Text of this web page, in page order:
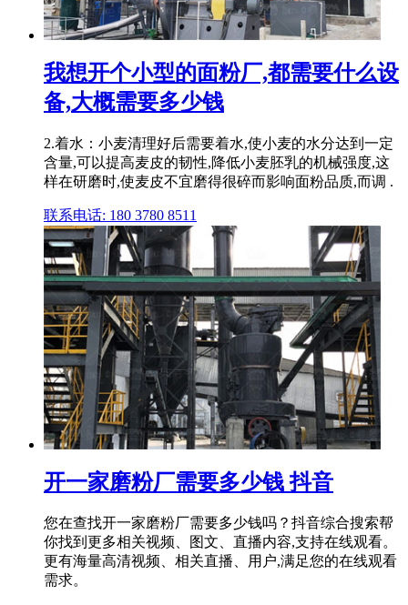
我想开个小型的面粉厂,都需要什么设
备,大概需要多少钱
2.着水：小麦清理好后需要着水,使小麦的水分达到一定
含量,可以提高麦皮的韧性,降低小麦胚乳的机械强度,这
样在研磨时,使麦皮不宜磨得很碎而影响面粉品质,而调 .
联系电话: 180 3780 8511
开一家磨粉厂需要多少钱 抖音
您在查找开一家磨粉厂需要多少钱吗？抖音综合搜索帮
你找到更多相关视频、图文、直播内容,支持在线观看。
更有海量高清视频、相关直播、用户,满足您的在线观看
需求。